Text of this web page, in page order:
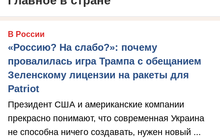
В России
«Россию? На слабо?»: почему
провалилась игра Трампа с обещанием
Зеленскому лицензии на ракеты для
Patriot
Президент США и американские компании
прекрасно понимают, что современная Украина
не способна ничего создавать, нужен новый ...